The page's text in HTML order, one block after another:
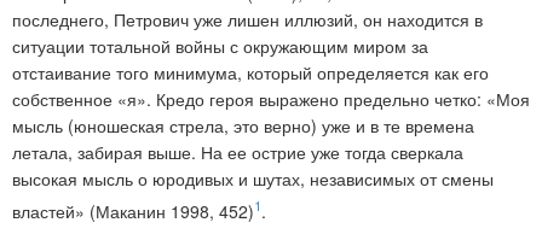
последнего, Петрович уже лишен иллюзий, он находится в
ситуации тотальной войны с окружающим миром за
отстаивание того минимума, который определяется как его
собственное «я». Кредо героя выражено предельно четко: «Моя
мысль (юношеская стрела, это верно) уже и в те времена
летала, забирая выше. На ее острие уже тогда сверкала
высокая мысль о юродивых и шутах, независимых от смены
властей» (Маканин 1998, 452)1.